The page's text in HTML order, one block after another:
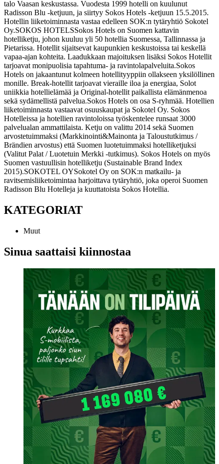
talo Vaasan keskustassa. Vuodesta 1999 hotelli on kuulunut
Radisson Blu -ketjuun, ja siirtyy Sokos Hotels -ketjuun 15.5.2015.
Hotellin liiketoiminnasta vastaa edelleen SOK:n tytäryhtiö Sokotel
Oy.SOKOS HOTELSSokos Hotels on Suomen kattavin
hotelliketju, johon kuuluu yli 50 hotellia Suomessa, Tallinnassa ja
Pietarissa. Hotellit sijaitsevat kaupunkien keskustoissa tai keskellä
vapaa-ajan kohteita. Laadukkaan majoituksen lisäksi Sokos Hotellit
tarjoavat monipuolisia tapahtuma- ja ravintolapalveluita.Sokos
Hotels on jakaantunut kolmeen hotellityyppiin ollakseen yksilöllinen
monille. Break-hotellit tarjoavat vieraille iloa ja energiaa, Solot
uniikkia hotellielämää ja Original-hotellit paikallista elämänmenoa
sekä sydämellistä palvelua.Sokos Hotels on osa S-ryhmää. Hotellien
liiketoiminnasta vastaavat osuuskaupat ja Sokotel Oy. Sokos
Hotelleissa ja hotellien ravintoloissa työskentelee runsaat 3000
palvelualan ammattilaista. Ketju on valittu 2014 sekä Suomen
arvostetuimmaksi (Markkinointi&Mainonta ja Taloustutkimus /
Brändien arvostus) että Suomen luotetuimmaksi hotelliketjuksi
(Valitut Palat / Luotetuin Merkki -tutkimus). Sokos Hotels on myös
Suomen vastuullisin hotelliketju (Sustainable Brand Index
2015).SOKOTEL OYSokotel Oy on SOK:n matkailu- ja
ravitsemisliiketoimintaa harjoittava tytäryhtiö, joka operoi Suomen
Radisson Blu Hotelleja ja kuuttatoista Sokos Hotellia.
KATEGORIAT
Muut
Sinua saattaisi kiinnostaa